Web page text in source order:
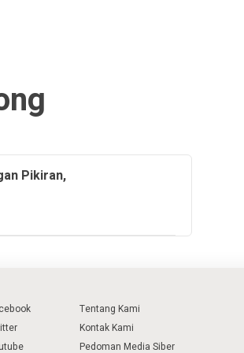
Pikiran,
Tentang Kami
Kontak Kami
Pedoman Media Siber